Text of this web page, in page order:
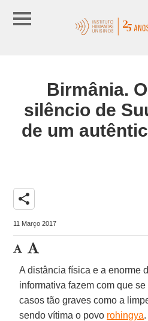
Birmânia.
silêncio de
de um
share
11 Março 2017
A distância física e a enorme
informativa fazem com que
casos tão graves como a
sendo vítima o povo rohingya